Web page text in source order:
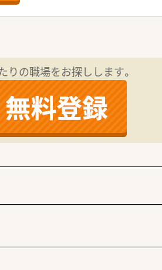
え業務負担を軽減しています。
する知識を習得できる環境です。
反映する仕組みを整えています。
社宅制度の利用も相談可能です。
の方に最適な条件を提示します。
きる環境が整備されています。
気ある雰囲気が特徴です。
な、子育てに理解ある職場です。
の職場をお探しします。